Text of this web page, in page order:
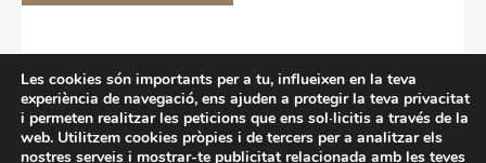
Veure totes les activitats
Les cookies són importants per a tu, influeixen en la teva
experiència de navegació, ens ajuden a protegir la teva privacitat
i permeten realitzar les peticions que ens sol·licitis a través de la
web. Utilitzem cookies pròpies i de tercers per a analitzar els
nostres serveis i mostrar-te publicitat relacionada amb les teves